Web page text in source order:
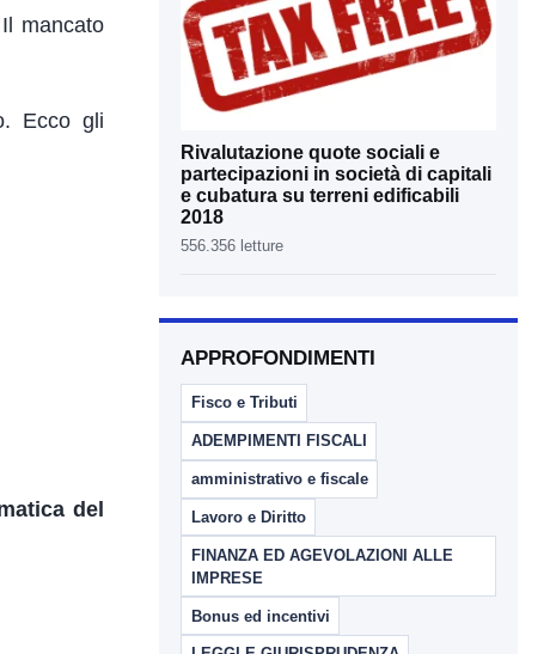
mancato
Ecco gli
del
Rivalutazione quote sociali e
partecipazioni in società di capitali
e cubatura su terreni edificabili
2018
556.356 letture
APPROFONDIMENTI
Fisco e Tributi
ADEMPIMENTI FISCALI
amministrativo e fiscale
Lavoro e Diritto
FINANZA ED AGEVOLAZIONI ALLE
IMPRESE
Bonus ed incentivi